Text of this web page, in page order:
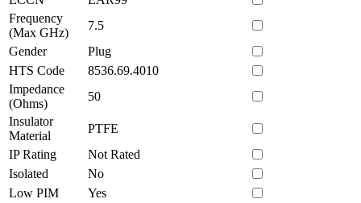
Frequency
(Max GHz)
7.5
Gender
Plug
HTS Code
8536.69.4010
Impedance
(Ohms)
50
Insulator
Material
PTFE
IP Rating
Not Rated
Isolated
No
Low PIM
Yes